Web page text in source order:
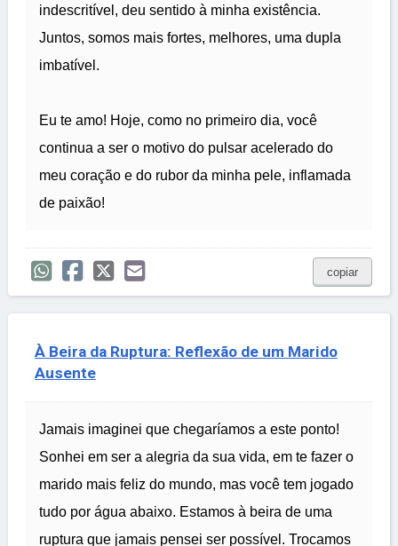
indescritível, deu sentido à minha existência.
Juntos, somos mais fortes, melhores, uma dupla
imbatível.
Eu te amo! Hoje, como no primeiro dia, você
continua a ser o motivo do pulsar acelerado do
meu coração e do rubor da minha pele, inflamada
de paixão!
copiar
À Beira da Ruptura: Reflexão de um Marido
Ausente
Jamais imaginei que chegaríamos a este ponto!
Sonhei em ser a alegria da sua vida, em te fazer o
marido mais feliz do mundo, mas você tem jogado
tudo por água abaixo. Estamos à beira de uma
ruptura que jamais pensei ser possível. Trocamos